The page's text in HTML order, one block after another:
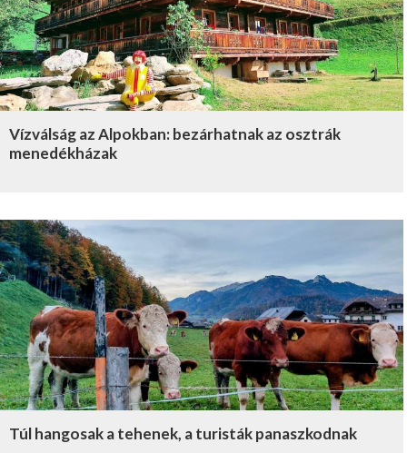
Vízválság az Alpokban: bezárhatnak az osztrák
menedékházak
Túl hangosak a tehenek, a turisták panaszkodnak